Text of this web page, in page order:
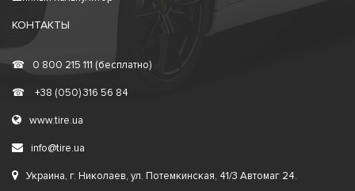
КОНТАКТЫ
☎ 0 800 215 111 (бесплатно)
☎ +38 (050) 316 56 84
www.tire.ua
info@tire.ua
Украина, г. Николаев, ул. Потемкинская, 41/3 Автомаг 24.